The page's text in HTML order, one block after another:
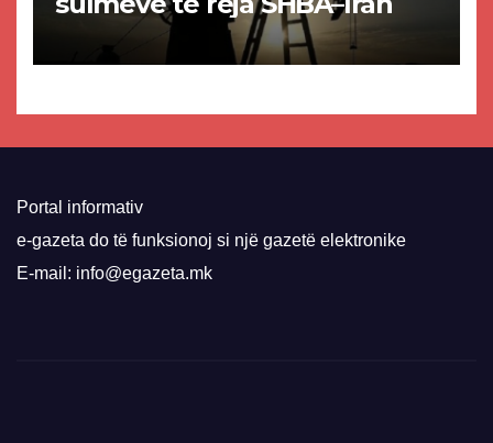
Portal informativ
e-gazeta do të funksionoj si një gazetë elektronike
E-mail: info@egazeta.mk